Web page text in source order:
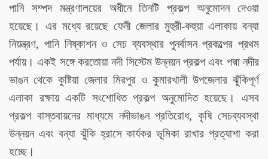
পানি সম্পদ মন্ত্রণালয়ের অধীনে তিনটি প্রকল্প অনুমোদন দেওয়া
হয়েছে। এর মধ্যে রয়েছে ফেনী জেলার মুহুরী-কহুয়া এলাকায় বন্যা
নিয়ন্ত্রণ, পানি নিষ্কাশন ও সেচ ব্যবস্থার পুনর্বাসন প্রকল্পের প্রথম
পর্যায়। একই সঙ্গে করতোয়া নদী সিস্টেম উন্নয়ন প্রকল্প এবং পদ্মা নদীর
ভাঙন থেকে কুষ্টিয়া জেলার মিরপুর ও কুমারখালী উপজেলার ঝুঁকিপূর্ণ
এলাকা রক্ষায় একটি সংশোধিত প্রকল্প অনুমোদিত হয়েছে। এসব
প্রকল্প বাস্তবায়নের মাধ্যমে নদীভাঙন প্রতিরোধ, কৃষি সেচব্যবস্থা
উন্নয়ন এবং বন্যা ঝুঁকি হ্রাসে কার্যকর ভূমিকা রাখার প্রত্যাশা করা
হচ্ছে।